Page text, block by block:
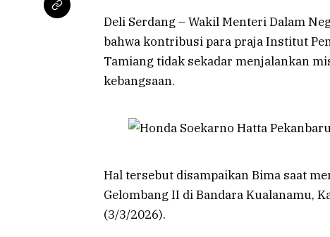
Deli Serdang – Wakil Menteri Dalam
bahwa kontribusi para praja Institut
Tamiang tidak sekadar menjalankan
kebangsaan.
Hal tersebut disampaikan Bima saat
Gelombang II di Bandara Kualanamu,
(3/3/2026).